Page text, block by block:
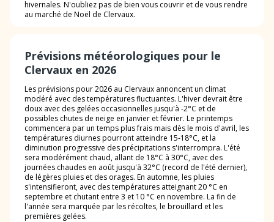
hivernales. N'oubliez pas de bien vous couvrir et de vous rendre
au marché de Noël de Clervaux.
Prévisions météorologiques pour le
Clervaux en 2026
Les prévisions pour 2026 au Clervaux annoncent un climat
modéré avec des températures fluctuantes. L'hiver devrait être
doux avec des gelées occasionnelles jusqu'à -2°C et de
possibles chutes de neige en janvier et février. Le printemps
commencera par un temps plus frais mais dès le mois d'avril, les
températures diurnes pourront atteindre 15-18°C, et la
diminution progressive des précipitations s'interrompra. L'été
sera modérément chaud, allant de 18°C à 30°C, avec des
journées chaudes en août jusqu'à 32°C (record de l'été dernier),
de légères pluies et des orages. En automne, les pluies
s'intensifieront, avec des températures atteignant 20 °C en
septembre et chutant entre 3 et 10 °C en novembre. La fin de
l'année sera marquée par les récoltes, le brouillard et les
premières gelées.